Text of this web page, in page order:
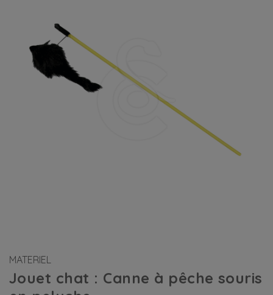
MATERIEL
Jouet chat : Canne à pêche souris